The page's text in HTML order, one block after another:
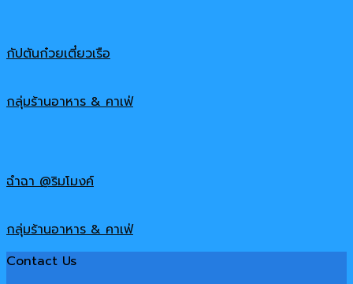
กัปตันก๋วยเตี๋ยวเรือ
กลุ่มร้านอาหาร & คาเฟ่
ฉำฉา @ริมโมงค์
กลุ่มร้านอาหาร & คาเฟ่
Contact Us